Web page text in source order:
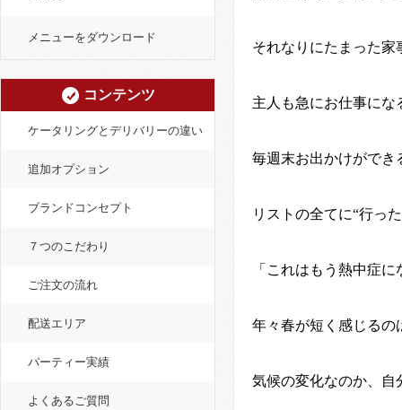
それなりにたまった
主人も急にお仕事にな
毎週末お出かけができ
リストの全てに“行っ
「これはもう熱中症
年々春が短く感じるの
気候の変化なのか、自
メニューをダウンロード
コンテンツ
ケータリングとデリバリーの違い
追加オプション
ブランドコンセプト
７つのこだわり
ご注文の流れ
配送エリア
パーティー実績
よくあるご質問